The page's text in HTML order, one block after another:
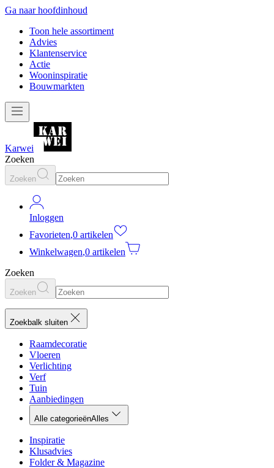
Ga naar hoofdinhoud
Toon hele assortiment
Advies
Klantenservice
Actie
Wooninspiratie
Bouwmarkten
Karwei
Zoeken
Zoeken
Inloggen
Favorieten,0 artikelen
Winkelwagen,0 artikelen
Zoeken
Zoeken
Zoekbalk sluiten
Raamdecoratie
Vloeren
Verlichting
Verf
Tuin
Aanbiedingen
Alle categorieënAlles
Inspiratie
Klusadvies
Folder & Magazine